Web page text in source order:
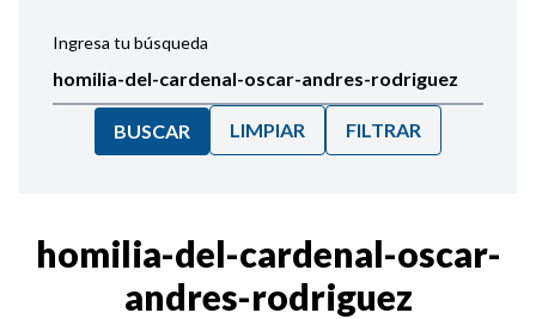
Ingresa tu búsqueda
BUSCAR LIMPIAR FILTRAR
Noticias
homilia-del-cardenal-oscar-
andres-rodriguez